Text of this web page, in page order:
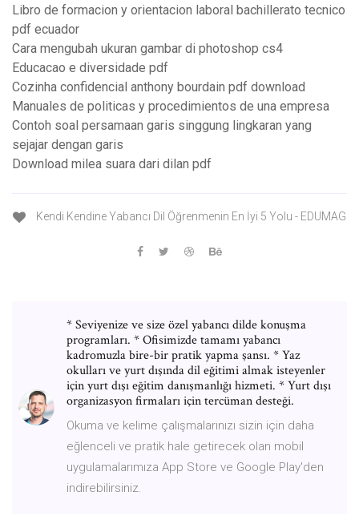
Libro de formacion y orientacion laboral bachillerato tecnico
pdf ecuador
Cara mengubah ukuran gambar di photoshop cs4
Educacao e diversidade pdf
Cozinha confidencial anthony bourdain pdf download
Manuales de politicas y procedimientos de una empresa
Contoh soal persamaan garis singgung lingkaran yang
sejajar dengan garis
Download milea suara dari dilan pdf
Kendi Kendine Yabancı Dil Öğrenmenin En İyi 5 Yolu - EDUMAG
* Seviyenize ve size özel yabancı dilde konuşma
programları. * Ofisimizde tamamı yabancı
kadromuzla bire-bir pratik yapma şansı. * Yaz
okulları ve yurt dışında dil eğitimi almak isteyenler
için yurt dışı eğitim danışmanlığı hizmeti. * Yurt dışı
organizasyon firmaları için tercüman desteği.
Okuma ve kelime çalışmalarınızı sizin için daha
eğlenceli ve pratik hale getirecek olan mobil
uygulamalarımıza App Store ve Google Play'den
indirebilirsiniz.